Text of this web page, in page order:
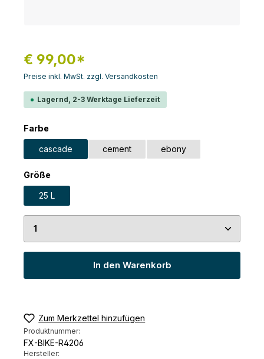
€ 99,00*
Preise inkl. MwSt. zzgl. Versandkosten
Lagernd, 2-3 Werktage Lieferzeit
Farbeauswählen
cascade cement ebony
Größeauswählen
25 L
Produkt Anzahl: Gib den gewünschten Wert
In den Warenkorb
Zum Merkzettel hinzufügen
Produktnummer:
FX-BIKE-R4206
Hersteller: